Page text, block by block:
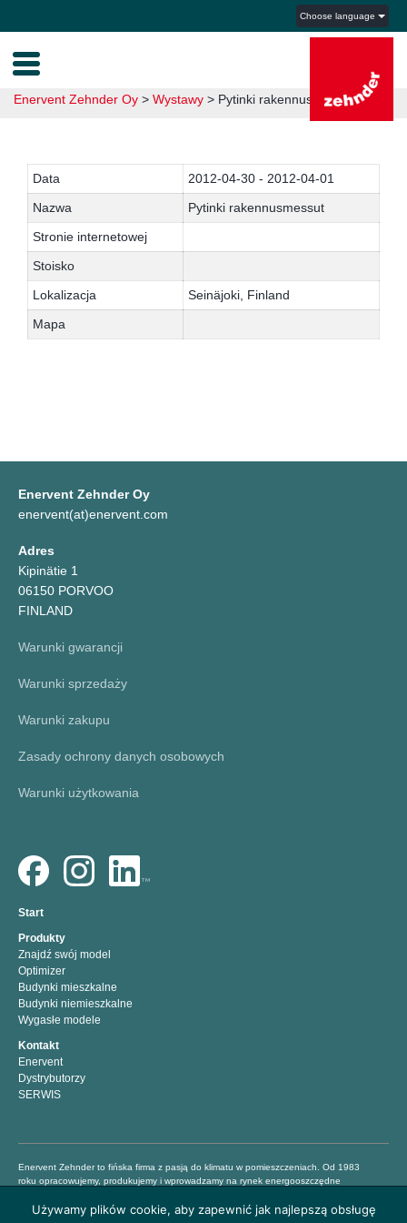
Choose language
Enervent Zehnder Oy > Wystawy > Pytinki rakennusmessut 2012
Data
2012-04-30 - 2012-04-01
Nazwa
Pytinki rakennusmessut
Stronie internetowej
Stoisko
Lokalizacja
Seinäjoki, Finland
Mapa
Enervent Zehnder Oy
enervent(at)enervent.com
Adres
Kipinätie 1
06150 PORVOO
FINLAND
Warunki gwarancji
Warunki sprzedaży
Warunki zakupu
Zasady ochrony danych osobowych
Warunki użytkowania
Start
Produkty
Znajdź swój model
Optimizer
Budynki mieszkalne
Budynki niemieszkalne
Wygasłe modele
Kontakt
Enervent
Dystrybutorzy
SERWIS
Enervent Zehnder to fińska firma z pasją do klimatu w pomieszczeniach. Od 1983
roku opracowujemy, produkujemy i wprowadzamy na rynek energooszczędne
mieszkać i pracować w zdrowych i komfortowych warunkach, dlatego oferujemy łatwe
Używamy plików cookie, aby zapewnić jak najlepszą obsługę